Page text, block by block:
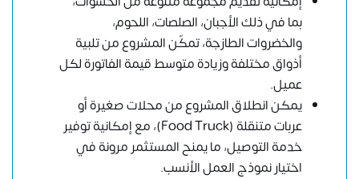
بما في ذلك الأجبان، الصلصات، اللحوم،
والخضروات الطازجة، تمكّن المشروع من تلبية
أذواق مختلفة وزيادة متوسط قيمة الفاتورة لكل
عميل.
يمكن انطلاق المشروع من محلات صغيرة أو
عربات متنقلة (Food Truck)، مع إمكانية توفير
خدمة التوصيل، ما يمنح المستثمر مرونة في
اختيار نموذج العمل الأنسب.